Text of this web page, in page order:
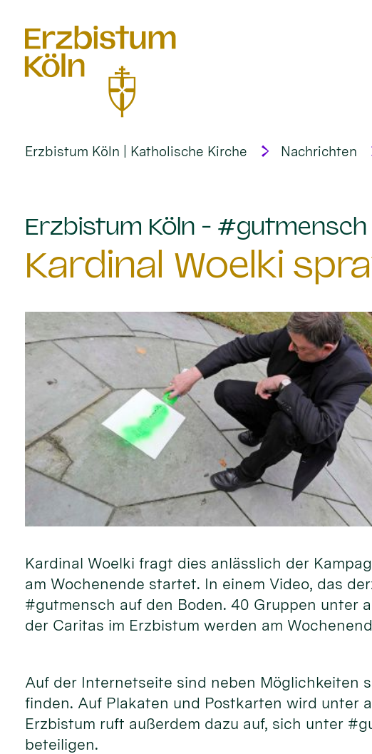
Erzbistum Köln | Katholische Kirche Nachrichten
Erzbistum Köln - #gutmensch
Kardinal Woelki
Kardinal Woelki fragt dies anlässlich der
am Wochenende startet. In einem Video, das
#gutmensch auf den Boden. 40 Gruppen unter
der Caritas im Erzbistum werden am
Auf der Internetseite sind neben Möglichkeiten
finden. Auf Plakaten und Postkarten wird unter
Erzbistum ruft außerdem dazu auf, sich unter
beteiligen.